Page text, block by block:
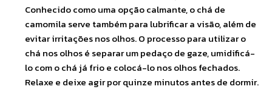
Conhecido como uma opção calmante, o chá de
camomila serve também para lubrificar a visão, além de
evitar irritações nos olhos. O processo para utilizar o
chá nos olhos é separar um pedaço de gaze, umidificá-
lo com o chá já frio e colocá-lo nos olhos fechados.
Relaxe e deixe agir por quinze minutos antes de dormir.